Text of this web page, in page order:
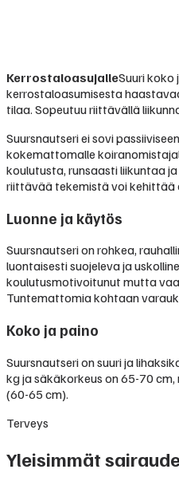
KerrostaloasujalleSuuri
kerrostaloasumisesta
tilaa. Sopeutuu riittävällä
Suursnautseri ei sovi
kokemattomalle
koulutusta, runsaasti liikuntaa
riittävää tekemistä voi
Luonne ja käytös
Suursnautseri on rohkea,
luontaisesti suojeleva ja
koulutusmotivoitunut mutta
Tuntemattomia kohtaan
Koko ja paino
Suursnautseri on suuri ja
kg ja säkäkorkeus on 65-70
(60-65 cm).
Terveys
Yleisimmät